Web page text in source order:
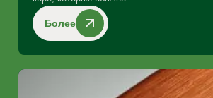
Более